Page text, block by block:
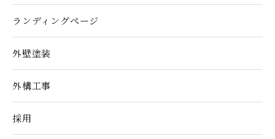
ランディングぺージ
外壁塗装
外構工事
採用